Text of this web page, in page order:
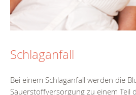
Schlaganfall
Bei einem Schlaganfall werden die
Sauerstoffversorgung zu einem Teil